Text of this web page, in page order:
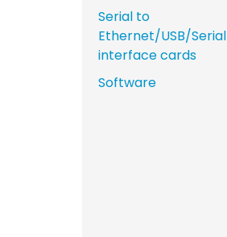
Serial to
Ethernet/USB/Serial
interface cards
Software